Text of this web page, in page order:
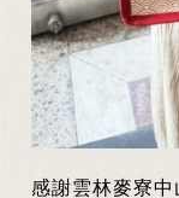
感謝雲林麥寮中